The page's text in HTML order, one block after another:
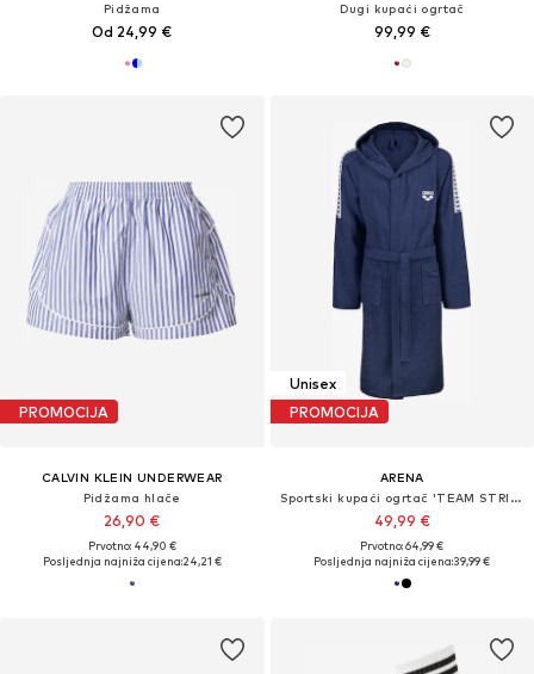
Pidžama
Od 24,99 €
Dugi kupaći ogrtač
99,99 €
PROMOCIJA
CALVIN KLEIN UNDERWEAR
Pidžama hlače
26,90 €
Prvotno: 44,90 €
Posljednja najniža cijena:24,21 €
Unisex
PROMOCIJA
ARENA
Sportski kupaći ogrtač 'TEAM STRIPE'
49,99 €
Prvotno: 64,99 €
Posljednja najniža cijena:39,99 €